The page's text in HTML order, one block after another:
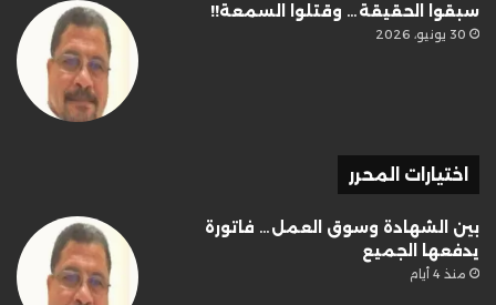
سبقوا الحقيقة… وقتلوا السمعة!!
30 يونيو، 2026
اختيارات المحرر
بين الشهادة وسوق العمل… فاتورة
يدفعها الجميع
منذ 4 أيام